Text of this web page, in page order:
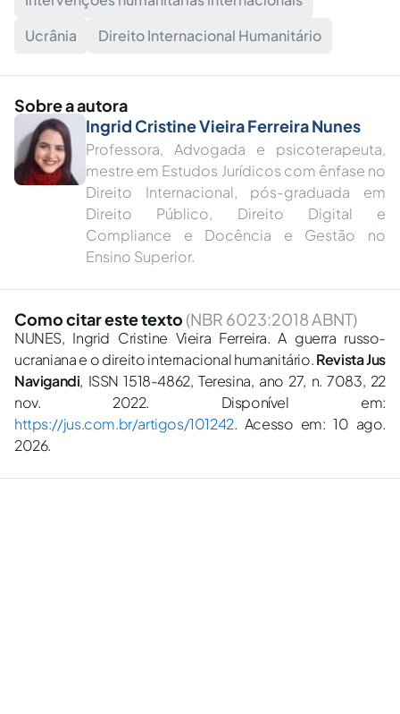
Ucrânia
Direito Internacional Humanitário
Sobre a autora
Ingrid Cristine Vieira Ferreira Nunes
Professora, Advogada e psicoterapeuta,
mestre em Estudos Jurídicos com ênfase no
Direito Internacional, pós-graduada em
Direito Público, Direito Digital e
Compliance e Docência e Gestão no
Ensino Superior.
Como citar este texto (NBR 6023:2018 ABNT)
NUNES, Ingrid Cristine Vieira Ferreira. A guerra russo-
ucraniana e o direito internacional humanitário.Revista Jus
Navigandi, ISSN 1518-4862, Teresina, ano 27, n. 7083, 22
nov. 2022. Disponível em:
https://jus.com.br/artigos/101242. Acesso em: 10 ago.
2026.